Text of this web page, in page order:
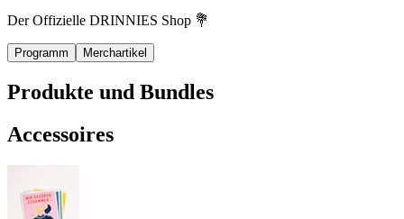
Der Offizielle DRINNIES Shop 💐
Programm Merchartikel
Produkte und Bundles
Accessoires